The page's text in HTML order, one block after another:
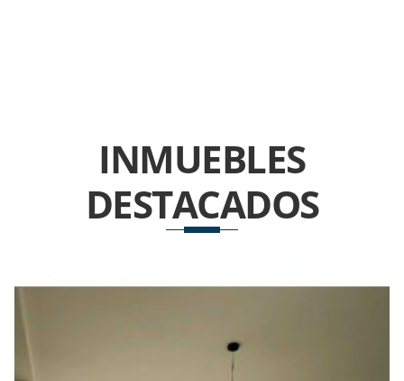
INMUEBLES
DESTACADOS